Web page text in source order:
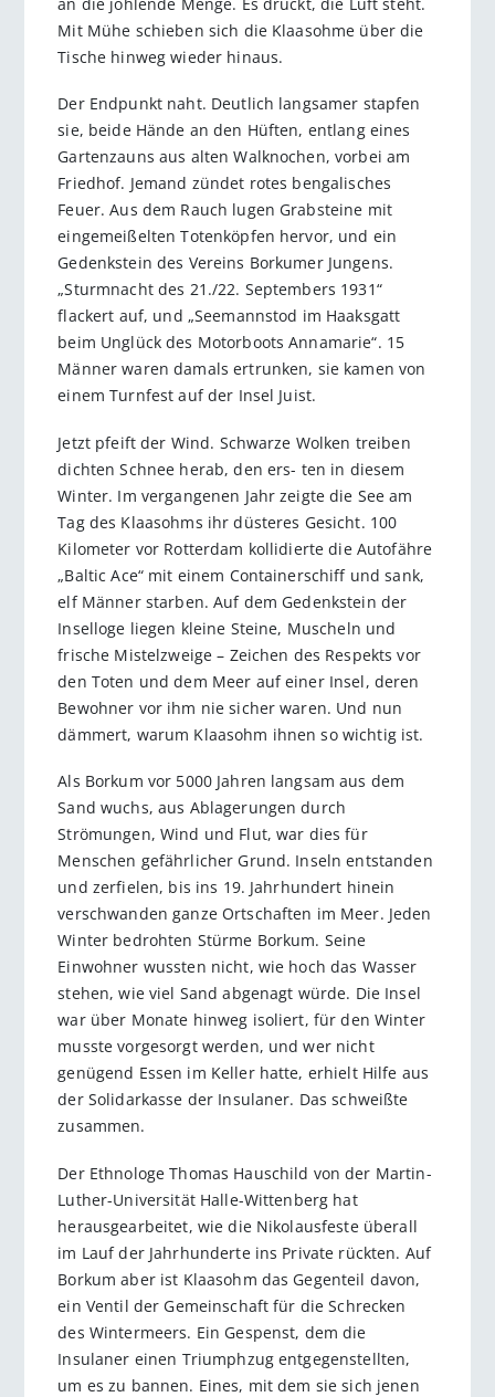
Mit Mühe schieben sich die Klaasohme über die
Tische hinweg wieder hinaus.
Der Endpunkt naht. Deutlich langsamer stapfen
sie, beide Hände an den Hüften, entlang eines
Gartenzauns aus alten Walknochen, vorbei am
Friedhof. Jemand zündet rotes bengalisches
Feuer. Aus dem Rauch lugen Grabsteine mit
eingemeißelten Totenköpfen hervor, und ein
Gedenkstein des Vereins Borkumer Jungens.
„Sturmnacht des 21./22. Septembers 1931“
flackert auf, und „Seemannstod im Haaksgatt
beim Unglück des Motorboots Annamarie“. 15
Männer waren damals ertrunken, sie kamen von
einem Turnfest auf der Insel Juist.
Jetzt pfeift der Wind. Schwarze Wolken treiben
dichten Schnee herab, den ers- ten in diesem
Winter. Im vergangenen Jahr zeigte die See am
Tag des Klaasohms ihr düsteres Gesicht. 100
Kilometer vor Rotterdam kollidierte die Autofähre
„Baltic Ace“ mit einem Containerschiff und sank,
elf Männer starben. Auf dem Gedenkstein der
Inselloge liegen kleine Steine, Muscheln und
frische Mistelzweige – Zeichen des Respekts vor
den Toten und dem Meer auf einer Insel, deren
Bewohner vor ihm nie sicher waren. Und nun
dämmert, warum Klaasohm ihnen so wichtig ist.
Als Borkum vor 5000 Jahren langsam aus dem
Sand wuchs, aus Ablagerungen durch
Strömungen, Wind und Flut, war dies für
Menschen gefährlicher Grund. Inseln entstanden
und zerfielen, bis ins 19. Jahrhundert hinein
verschwanden ganze Ortschaften im Meer. Jeden
Winter bedrohten Stürme Borkum. Seine
Einwohner wussten nicht, wie hoch das Wasser
stehen, wie viel Sand abgenagt würde. Die Insel
war über Monate hinweg isoliert, für den Winter
musste vorgesorgt werden, und wer nicht
genügend Essen im Keller hatte, erhielt Hilfe aus
der Solidarkasse der Insulaner. Das schweißte
zusammen.
Der Ethnologe Thomas Hauschild von der Martin-
Luther-Universität Halle-Wittenberg hat
herausgearbeitet, wie die Nikolausfeste überall
im Lauf der Jahrhunderte ins Private rückten. Auf
Borkum aber ist Klaasohm das Gegenteil davon,
ein Ventil der Gemeinschaft für die Schrecken
des Wintermeers. Ein Gespenst, dem die
Insulaner einen Triumphzug entgegenstellten,
um es zu bannen. Eines, mit dem sie sich jenen